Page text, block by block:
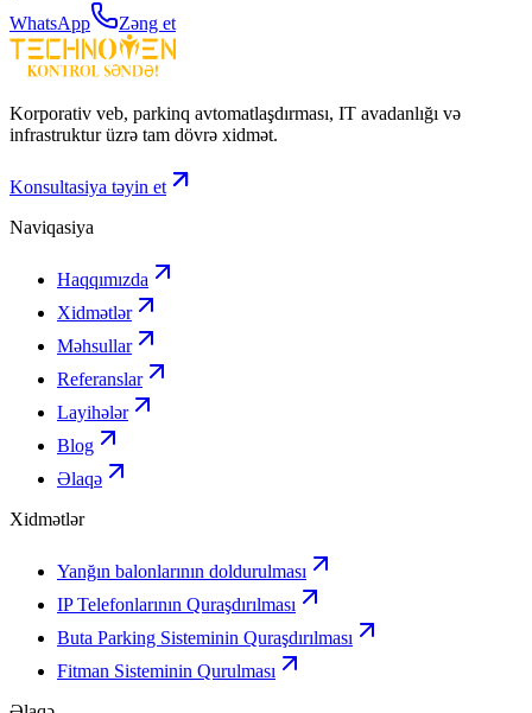
WhatsApp Zəng et
Korporativ veb, parkinq avtomatlaşdırması, IT avadanlığı və
infrastruktur üzrə tam dövrə xidmət.
Konsultasiya təyin et
Naviqasiya
Haqqımızda
Xidmətlər
Məhsullar
Referanslar
Layihələr
Blog
Əlaqə
Xidmətlər
Yanğın balonlarının doldurulması
IP Telefonlarının Quraşdırılması
Buta Parking Sisteminin Quraşdırılması
Fitman Sisteminin Qurulması